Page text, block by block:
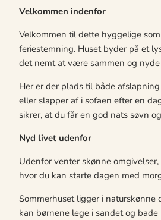
Velkommen indenfor
Velkommen til dette hyggelige
feriestemning. Huset byder på et
det nemt at være sammen og
Her er der plads til både
eller slapper af i sofaen efter en
sikrer, at du får en god nats søvn
Nyd livet udenfor
Udenfor venter skønne
hvor du kan starte dagen med
Sommerhuset ligger i
kan børnene lege i sandet og